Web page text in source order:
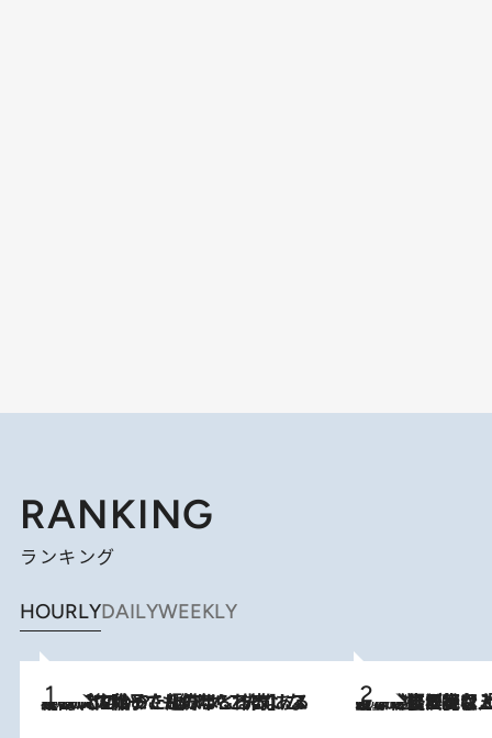
RANKING
ランキング
HOURLYDAILYWEEKLY
2026.8.5
【阿川佐和子さんの年とる力】なぜ70代で始めた趣味は“こんなに楽しい”のか？ ピアノ、俳句…スランプに陥っても続けられる“ある秘訣”とは 2026.8.5
【なぜ吉沢亮は「気配を消せる」のか？】興行収入208億の『国宝』を経て挑むミュージカル『ディア・エヴァン・ハンセン』。トップ俳優が舞台上でさらけ出した“孤独”とは